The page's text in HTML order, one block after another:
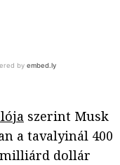
szerint Musk
a tavalyinál 400
dollár